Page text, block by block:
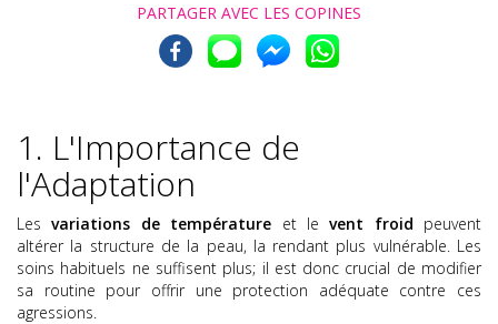
PARTAGER AVEC LES COPINES
1. L'Importance de
l'Adaptation
Lesvariations de température et levent froid peuvent
altérer la structure de la peau, la rendant plus vulnérable. Les
soins habituels ne suffisent plus; il est donc crucial de modifier
sa routine pour offrir une protection adéquate contre ces
agressions.